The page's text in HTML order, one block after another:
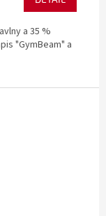
a 35 %
"GymBeam" a